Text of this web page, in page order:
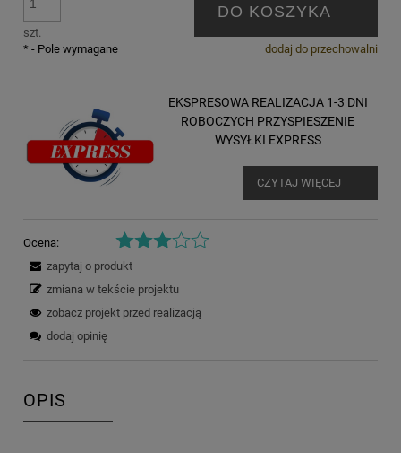
szt.
DO KOSZYKA
dodaj do przechowalni
* - Pole wymagane
EKSPRESOWA REALIZACJA 1-3 DNI
ROBOCZYCH PRZYSPIESZENIE
WYSYŁKI EXPRESS
CZYTAJ WIĘCEJ
Ocena:
zapytaj o produkt
zmiana w tekście projektu
zobacz projekt przed realizacją
dodaj opinię
OPIS